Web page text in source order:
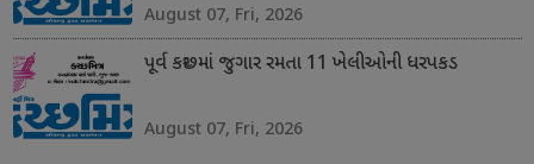
August 07, Fri, 2026
પૂર્વ કચ્છમાં જુગાર રમતા 11 ખેલીઓની ધરપકડ
August 07, Fri, 2026